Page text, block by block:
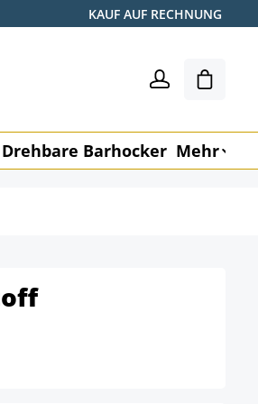
KAUF AUF RECHNUNG
Drehbare Barhocker Mehr